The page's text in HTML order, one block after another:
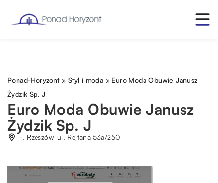
Ponad-Horyzont» Styl i moda » Euro Moda Obuwie Janusz
Żydzik Sp. J
Euro Moda Obuwie Janusz
Żydzik Sp. J
-, Rzeszów, ul. Rejtana 53a/250